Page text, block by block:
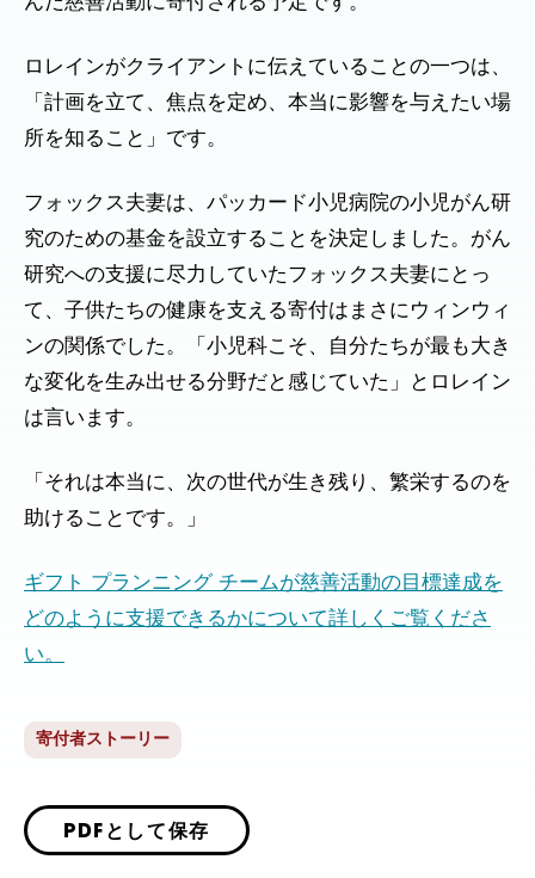
ロレインがクライアントに伝えていることの一つは、
「計画を立て、焦点を定め、本当に影響を与えたい場
所を知ること」です。
フォックス夫妻は、パッカード小児病院の小児がん研
究のための基金を設立することを決定しました。がん
研究への支援に尽力していたフォックス夫妻にとっ
て、子供たちの健康を支える寄付はまさにウィンウィ
ンの関係でした。「小児科こそ、自分たちが最も大き
な変化を生み出せる分野だと感じていた」とロレイン
は言います。
「それは本当に、次の世代が生き残り、繁栄するのを
助けることです。」
ギフト プランニング チームが慈善活動の目標達成を
どのように支援できるかについて詳しくご覧くださ
い。
寄付者ストーリー
PDFとして保存